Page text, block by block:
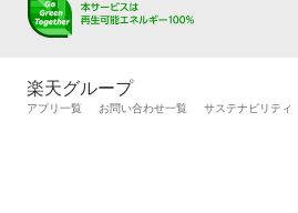
よくある質問
キズ修理予約
メンテナンス管理
タイヤ交換サービス
自動車カタログ 自動車
楽天グループ
アプリ一覧 お問い合わせ一覧 サステナビリティ